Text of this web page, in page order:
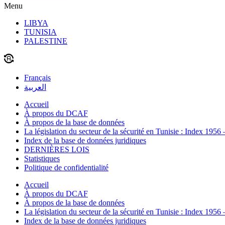
Menu
LIBYA
TUNISIA
PALESTINE
Français
العربية
Accueil
À propos du DCAF
À propos de la base de données
La législation du secteur de la sécurité en Tunisie : Index 1956
Index de la base de données juridiques
DERNIÈRES LOIS
Statistiques
Politique de confidentialité
Accueil
À propos du DCAF
À propos de la base de données
La législation du secteur de la sécurité en Tunisie : Index 1956
Index de la base de données juridiques